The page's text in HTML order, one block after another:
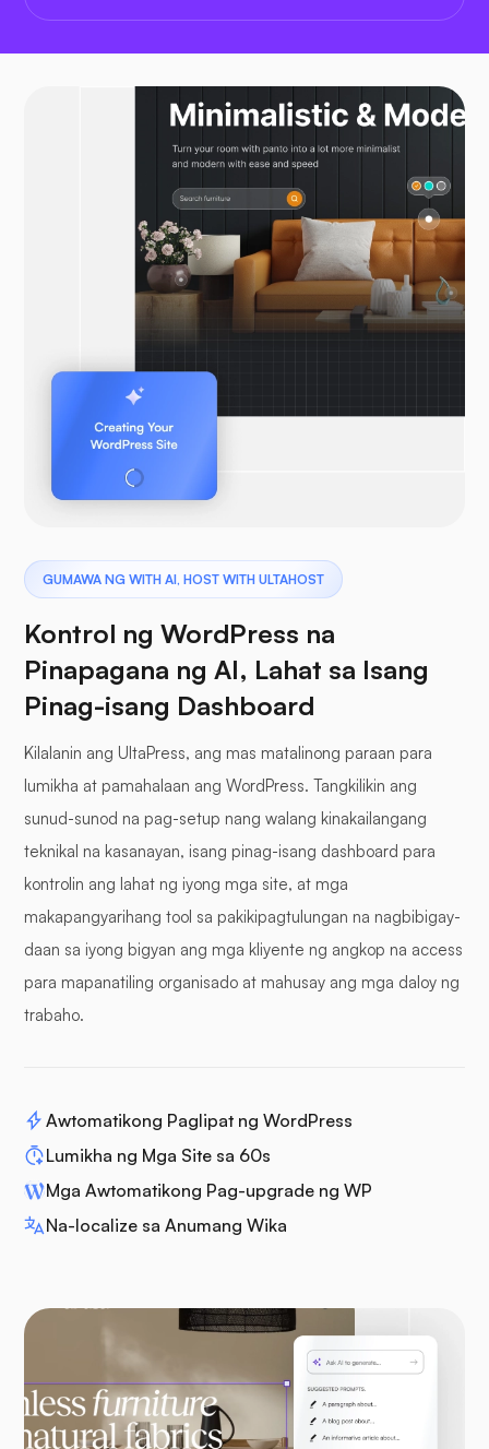
GUMAWA NG WITH AI, HOST WITH ULTAHOST
Kontrol ng WordPress na
Pinapagana ng AI, Lahat sa Isang
Pinag-isang Dashboard
Kilalanin ang UltaPress, ang mas matalinong paraan para
lumikha at pamahalaan ang WordPress. Tangkilikin ang
sunud-sunod na pag-setup nang walang kinakailangang
teknikal na kasanayan, isang pinag-isang dashboard para
kontrolin ang lahat ng iyong mga site, at mga
makapangyarihang tool sa pakikipagtulungan na nagbibigay-
daan sa iyong bigyan ang mga kliyente ng angkop na access
para mapanatiling organisado at mahusay ang mga daloy ng
trabaho.
Awtomatikong Paglipat ng WordPress
Lumikha ng Mga Site sa 60s
Mga Awtomatikong Pag-upgrade ng WP
Na-localize sa Anumang Wika